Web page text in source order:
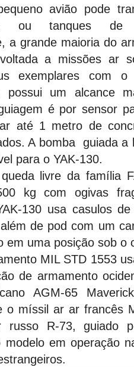
avião pode
ou tanques de
a grande maioria do
a missões ar
exemplares com o
possui um alcance
é por sensor
até 1 metro de
A bomba guiada a
para o YAK-130.
livre da família
kg com ogivas
130 usa casulos
de pod com um
em uma posição sob o
MIL STD 1553
de armamento
AGM-65
o míssil ar ar francês
R-73, guiado
modelo em operação